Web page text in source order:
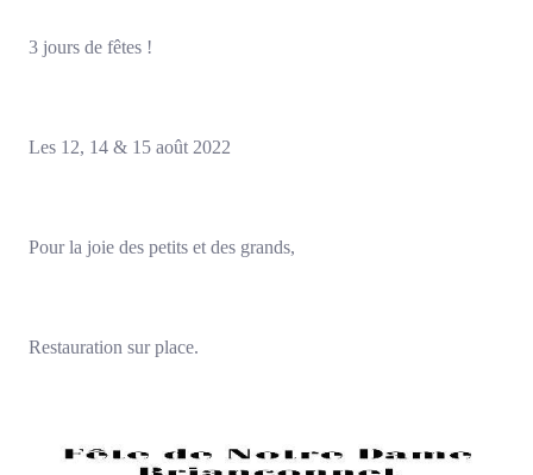
3 jours de fêtes !
Les 12, 14 & 15 août 2022
Pour la joie des petits et des grands,
Restauration sur place.